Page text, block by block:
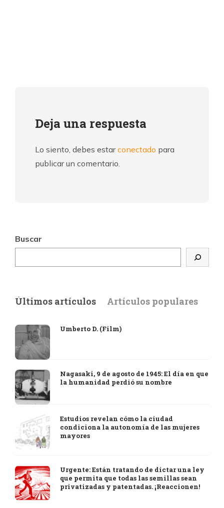
Deja una respuesta
Lo siento, debes estarconectado para
publicar un comentario.
Buscar
Últimos artículos Artículos populares
Umberto D. (Film)
Nagasaki, 9 de agosto de 1945: El día en que
la humanidad perdió su nombre
Estudios revelan cómo la ciudad
condiciona la autonomía de las mujeres
mayores
Urgente: Están tratando de dictar una ley
que permita que todas las semillas sean
privatizadas y patentadas. ¡Reaccionen!